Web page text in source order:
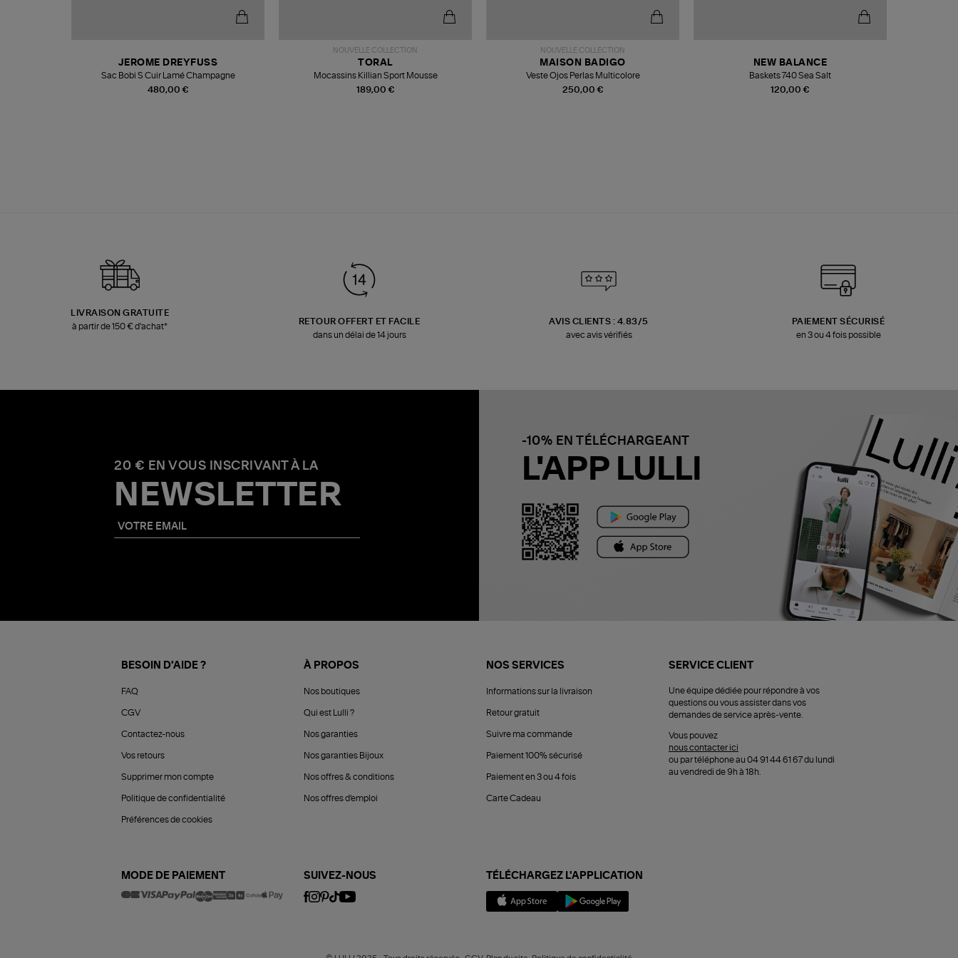
480,00 €
JEROME DREYFUSS
Sac Bobi S Cuir Lamé Champagne
NOUVELLE COLLECTION
189,00 €
TORAL
Mocassins Killian Sport Mousse
NOUVELLE COLLECTION
250,00 €
MAISON BADIGO
Veste Ojos Perlas Multicolore
120,00 €
NEW BALANCE
Baskets 740 Sea Salt
LIVRAISON GRATUITE
à partir de 150 € d'achat*
RETOUR OFFERT ET FACILE
dans un délai de 14 jours
AVIS CLIENTS : 4.83/5
avec avis vérifiés
PAIEMENT SÉCURISÉ
en 3 ou 4 fois possible
20 € EN VOUS INSCRIVANT À LA
NEWSLETTER
-10% EN TÉLÉCHARGEANT
L'APP LULLI
BESOIN D'AIDE ?
FAQ
CGV
Contactez-nous
Vos retours
Supprimer mon compte
Politique de confidentialité
Préférences de cookies
À PROPOS
Nos boutiques
Qui est Lulli ?
Nos garanties
Nos garanties Bijoux
Nos offres & conditions
Nos offres d'emploi
NOS SERVICES
Informations sur la livraison
Retour gratuit
Suivre ma commande
Paiement 100% sécurisé
Paiement en 3 ou 4 fois
Carte Cadeau
SERVICE CLIENT
Une équipe dédiée pour répondre à vos
questions ou vous assister dans vos
demandes de service après-vente.
Vous pouvez
nous contacter ici
ou par téléphone au 04 91 44 61 67 du lundi
au vendredi de 9h à 18h.
MODE DE PAIEMENT SUIVEZ-NOUS TÉLÉCHARGEZ L'APPLICATION